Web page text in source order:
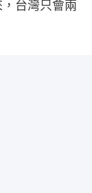
台灣只會兩